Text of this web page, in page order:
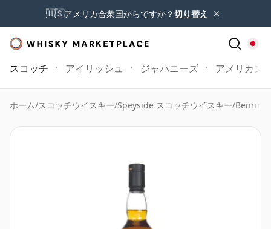
🇺🇸アメリカ合衆国からですか？切り替え ×
スコッチ アイリッシュ ジャパニーズ アメリカン
ホーム/スコッチウイスキー/Speyside スコッチウイスキー/